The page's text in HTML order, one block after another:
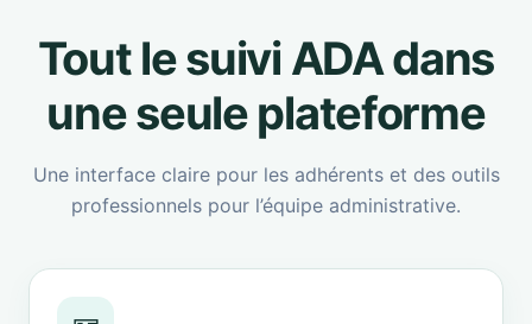
Tout le suivi ADA dans
une seule plateforme
Une interface claire pour les adhérents et des outils
professionnels pour l’équipe administrative.